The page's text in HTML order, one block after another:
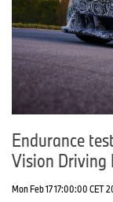
Endurance
Vision Driving
Mon Feb 17 17:00:00 CET